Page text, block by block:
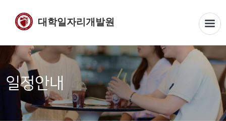
대학일자리개발원
일정안내